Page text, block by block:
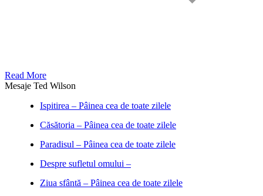
Read More
Mesaje Ted Wilson
Ispitirea – Pâinea cea de toate zilele
Căsătoria – Pâinea cea de toate zilele
Paradisul – Pâinea cea de toate zilele
Despre sufletul omului –
Ziua sfântă – Pâinea cea de toate zilele